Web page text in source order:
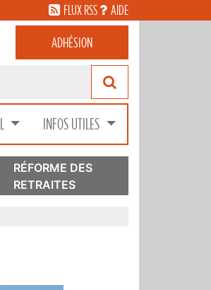
FLUX RSS AIDE
ADHÉSION
INFOS UTILES
RÉFORME DES
RETRAITES